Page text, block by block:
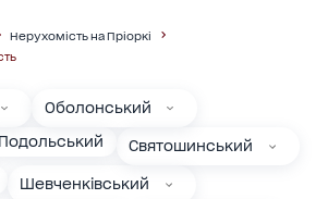
Нерухомість на Пріоркі
Оболонський
Подольський
Святошинський
Шевченківський